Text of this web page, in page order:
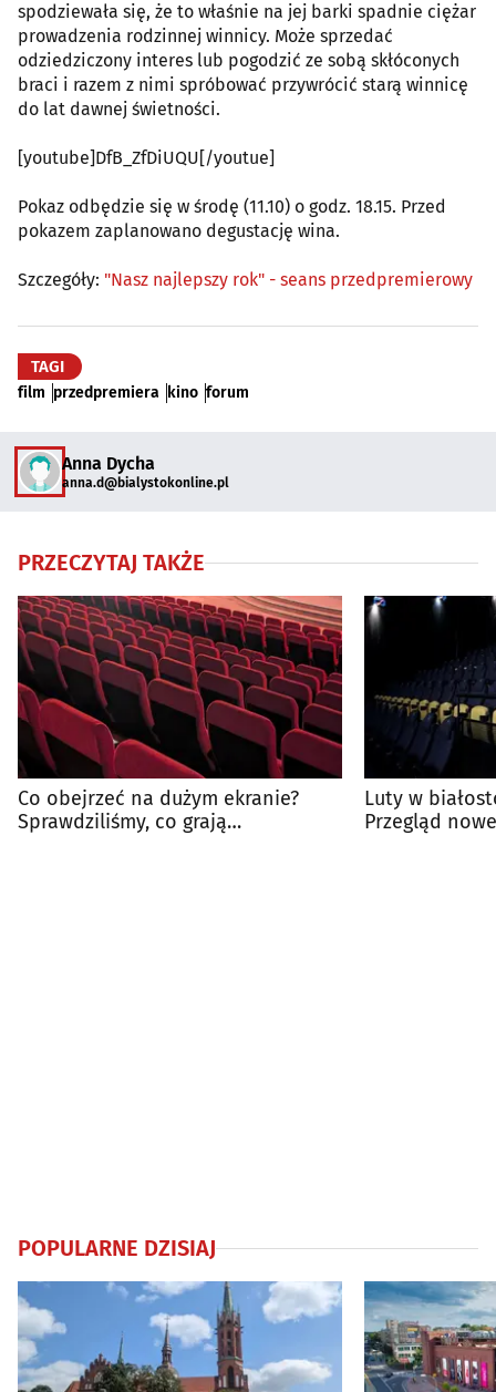
spodziewała się, że to właśnie na jej barki spadnie ciężar
prowadzenia rodzinnej winnicy. Może sprzedać
odziedziczony interes lub pogodzić ze sobą skłóconych
braci i razem z nimi spróbować przywrócić starą winnicę
do lat dawnej świetności.
[youtube]DfB_ZfDiUQU[/youtue]
Pokaz odbędzie się w środę (11.10) o godz. 18.15. Przed
pokazem zaplanowano degustację wina.
Szczegóły: "Nasz najlepszy rok" - seans przedpremierowy
TAGI
film przedpremiera kino forum
Anna Dycha
anna.d@bialystokonline.pl
PRZECZYTAJ TAKŻE
Co obejrzeć na dużym ekranie?
Sprawdziliśmy, co grają
Luty w
Przegląd
POPULARNE DZISIAJ